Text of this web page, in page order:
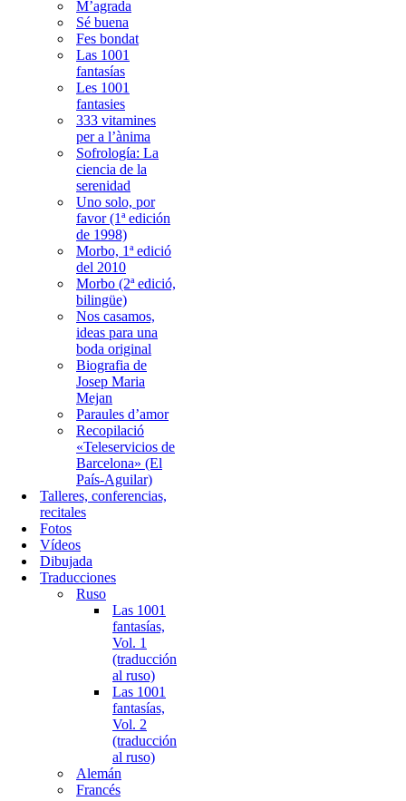
M’agrada
Sé buena
Fes bondat
Las 1001
fantasías
Les 1001
fantasies
333 vitamines
per a l’ànima
Sofrología: La
ciencia de la
serenidad
Uno solo, por
favor (1ª edición
de 1998)
Morbo, 1ª edició
del 2010
Morbo (2ª edició,
bilingüe)
Nos casamos,
ideas para una
boda original
Biografia de
Josep Maria
Mejan
Paraules d’amor
Recopilació
«Teleservicios de
Barcelona» (El
País-Aguilar)
Talleres, conferencias,
recitales
Fotos
Vídeos
Dibujada
Traducciones
Ruso
Las 1001
fantasías,
Vol. 1
(traducción
al ruso)
Las 1001
fantasías,
Vol. 2
(traducción
al ruso)
Alemán
Francés